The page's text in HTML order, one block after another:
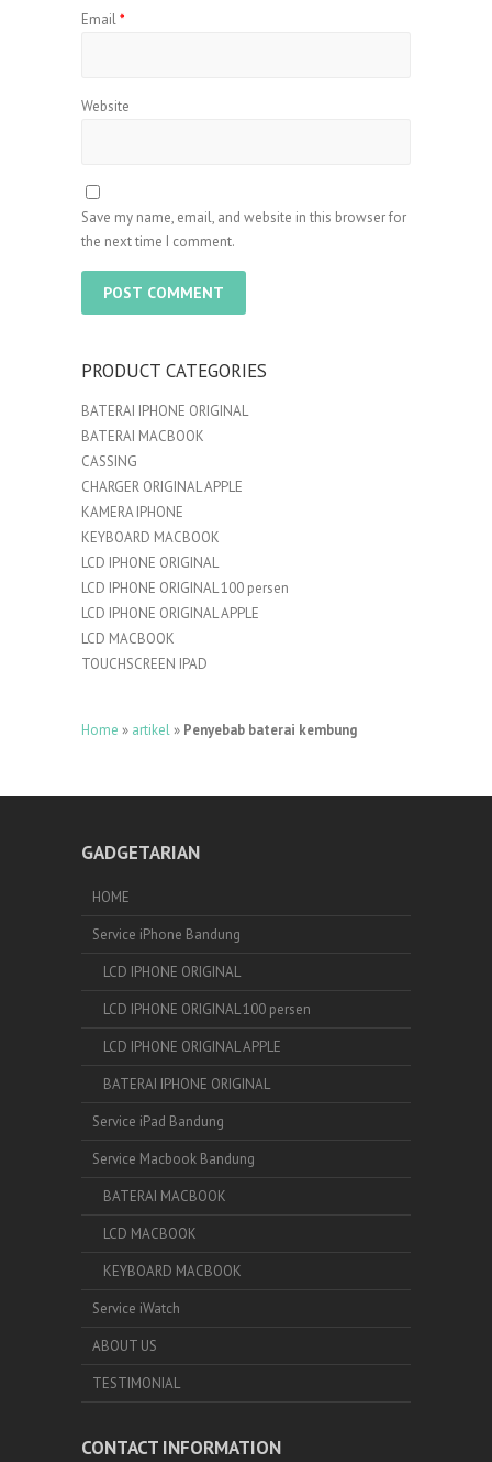
Email*
Website
Save my name, email, and website in this browser for
the next time I comment.
PRODUCT CATEGORIES
BATERAI IPHONE ORIGINAL
BATERAI MACBOOK
CASSING
CHARGER ORIGINAL APPLE
KAMERA IPHONE
KEYBOARD MACBOOK
LCD IPHONE ORIGINAL
LCD IPHONE ORIGINAL 100 persen
LCD IPHONE ORIGINAL APPLE
LCD MACBOOK
TOUCHSCREEN IPAD
Home » artikel» Penyebab baterai kembung
GADGETARIAN
HOME
Service iPhone Bandung
LCD IPHONE ORIGINAL
LCD IPHONE ORIGINAL 100 persen
LCD IPHONE ORIGINAL APPLE
BATERAI IPHONE ORIGINAL
Service iPad Bandung
Service Macbook Bandung
BATERAI MACBOOK
LCD MACBOOK
KEYBOARD MACBOOK
Service iWatch
ABOUT US
TESTIMONIAL
CONTACT INFORMATION